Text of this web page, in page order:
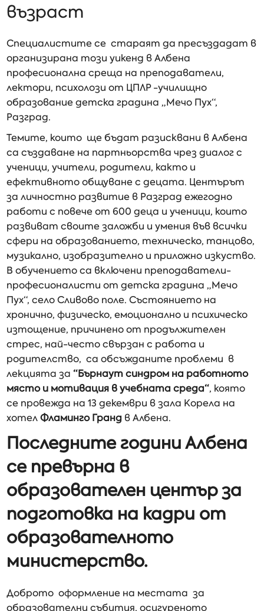
възраст
Специалистите се стараят да пресъздадат в
организирана този уикенд в Албена
професионална среща на преподаватели,
лектори, психолози от ЦПЛР -училищно
образование детска градина „Мечо Пух“,
Разград.
Темите, които ще бъдат разисквани в Албена
са създаване на партньорства чрез диалог с
ученици, учители, родители, както и
ефективното общуване с децата. Центърът
за личностно развитие в Разград ежегодно
работи с повече от 600 деца и ученици, които
развиват своите заложби и умения във всички
сфери на образованието, техническо, танцово,
музикално, изобразително и приложно изкуство.
В обучението са включени преподаватели-
професионалисти от детска градина „Мечо
Пух“, село Сливово поле. Състоянието на
хронично, физическо, емоционално и психическо
изтощение, причинено от продължителен
стрес, най-често свързан с работа и
родителство, са обсъжданите проблеми в
лекцията за “Бърнаут синдром на работното
място и мотивация в учебната среда“, която
се провежда на 13 декември в зала Корела на
хотелФламинго Гранд в Албена.
Последните години Албена
се превърна в
образователен център за
подготовка на кадри от
образователното
министерство.
Доброто оформление на местата за
образователни събития, осигуреното